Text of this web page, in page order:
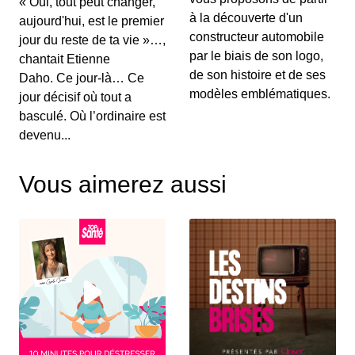
00:03:15 - IL Y A 6 ANS
Au menu de ce vendredi&nbsp;: l’essai du
Renault Captur hybride rechargeable, la Suzuki...
S12E130: L'actu auto du 02 juillet 2020
00:03:25 - IL Y A 6 ANS
Le Grenadier, c’est un peu le successeur du
S12E129: L'actu auto du 1er juillet 2020
Le Volkswagen Tiguan s’offre un nouveau look et
de nouvelles motorisations. On fait le p...
S12E128: L'actu auto du 30 juin 2020
00:03:12 - IL Y A 6 ANS
Pleins feux en ce mardi sur la nouvelle Citroën
C4. On parlera également des 110 km/h su...
aujourd'hui, est le premier
jour du reste de ta vie »…,
chantait Etienne
Daho. Ce jour-là… Ce
jour décisif où tout a
basculé. Où l’ordinaire est
devenu...
à la découverte d'un
constructeur automobile
par le biais de son logo,
de son histoire et de ses
modèles emblématiques.
Vous aimerez aussi